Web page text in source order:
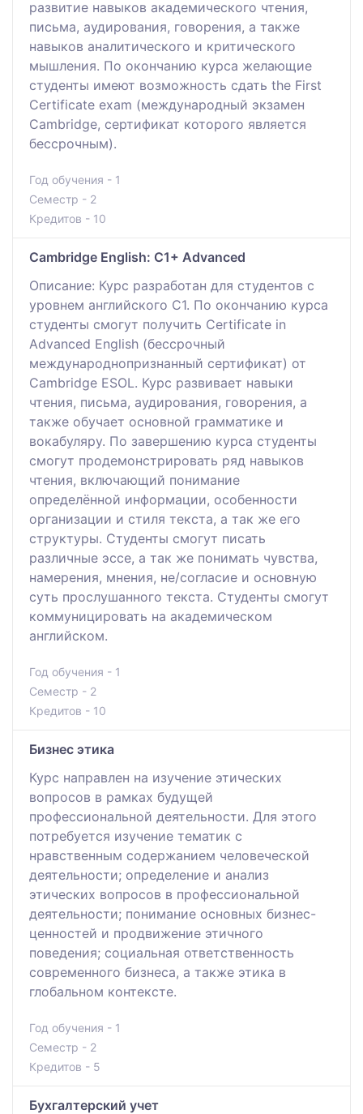
развитие навыков академического чтения,
письма, аудирования, говорения, а также
навыков аналитического и критического
мышления. По окончанию курса желающие
студенты имеют возможность сдать the First
Certificate exam (международный экзамен
Cambridge, сертификат которого является
бессрочным).
Год обучения - 1
Семестр - 2
Кредитов - 10
Cambridge English: C1+ Advanced
Описание: Курс разработан для студентов с
уровнем английского С1. По окончанию курса
студенты смогут получить Certificate in
Advanced English (бессрочный
международнопризнанный сертификат) от
Cambridge ESOL. Курс развивает навыки
чтения, письма, аудирования, говорения, а
также обучает основной грамматике и
вокабуляру. По завершению курса студенты
смогут продемонстрировать ряд навыков
чтения, включающий понимание
определённой информации, особенности
организации и стиля текста, а так же его
структуры. Студенты смогут писать
различные эссе, а так же понимать чувства,
намерения, мнения, не/согласие и основную
суть прослушанного текста. Студенты смогут
коммуницировать на академическом
английском.
Год обучения - 1
Семестр - 2
Кредитов - 10
Бизнес этика
Курс направлен на изучение этических
вопросов в рамках будущей
профессиональной деятельности. Для этого
потребуется изучение тематик с
нравственным содержанием человеческой
деятельности; определение и анализ
этических вопросов в профессиональной
деятельности; понимание основных бизнес-
ценностей и продвижение этичного
поведения; социальная ответственность
современного бизнеса, а также этика в
глобальном контексте.
Год обучения - 1
Семестр - 2
Кредитов - 5
Бухгалтерский учет